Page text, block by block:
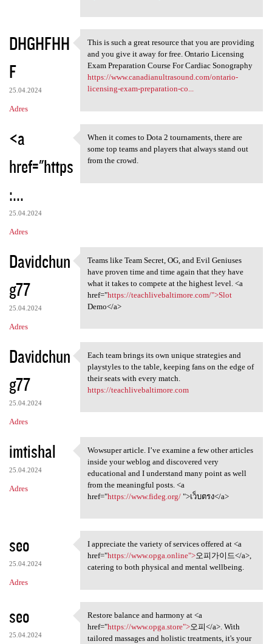
DHGHFHH
F
25.04.2024
Adres
This is such a great resource
This is such a great resource that you are providing
and you give it away for free. Ontario Licensing
Exam Preparation Course For Cardiac Sonography
https://www.canadianultrasound.com/ontario-
licensing-exam-preparation-co...
<a
href="https
:...
25.04.2024
Adres
When it comes to Dota 2
When it comes to Dota 2 tournaments, there are
some top teams and players that always stand out
from the crowd.
Davidchun
g77
25.04.2024
Adres
Teams like Team Secret, OG,
Teams like Team Secret, OG, and Evil Geniuses
have proven time and time again that they have
what it takes to compete at the highest level. <a
href="https://teachlivebaltimore.com/">Slot
Demo</a>
Davidchun
g77
25.04.2024
Adres
Each team brings its own
Each team brings its own unique strategies and
playstyles to the table, keeping fans on the edge of
their seats with every match.
https://teachlivebaltimore.com
imtishal
25.04.2024
Adres
Wowsuper article. I’ve
Wowsuper article. I’ve examine a few other articles
inside your weblog and discovered very
educational and I understand many point as well
from the meaningful posts. <a
href="https://www.fideg.org/">เว็บตรง</a>
seo
25.04.2024
Adres
I appreciate the variety of
I appreciate the variety of services offered at <a
href="https://www.opga.online">오피가이드</a>,
catering to both physical and mental wellbeing.
seo
25.04.2024
Restore balance and harmony
Restore balance and harmony at <a
href="https://www.opga.store">오피</a>. With
tailored massages and holistic treatments, it's your